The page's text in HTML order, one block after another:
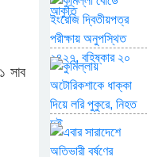
সাব